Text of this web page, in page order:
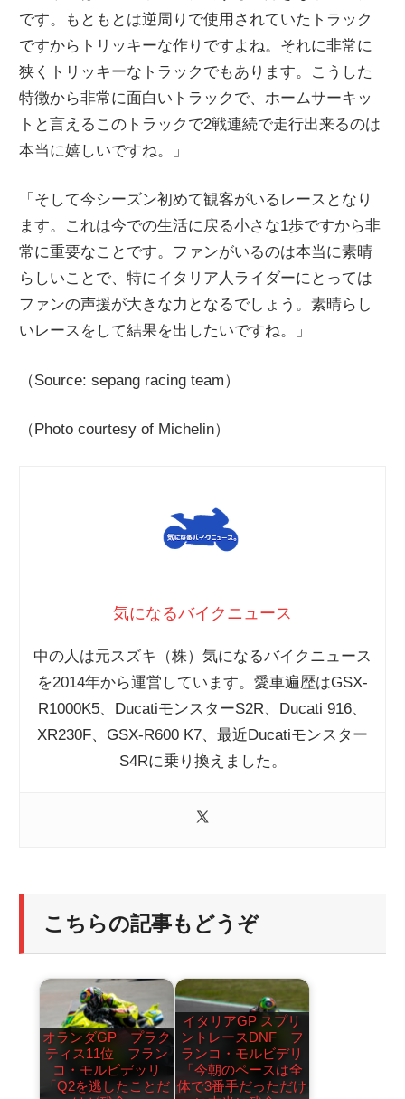
です。もともとは逆周りで使用されていたトラック
ですからトリッキーな作りですよね。それに非常に
狭くトリッキーなトラックでもあります。こうした
特徴から非常に面白いトラックで、ホームサーキッ
トと言えるこのトラックで2戦連続で走行出来るのは
本当に嬉しいですね。」
「そして今シーズン初めて観客がいるレースとなり
ます。これは今での生活に戻る小さな1歩ですから非
常に重要なことです。ファンがいるのは本当に素晴
らしいことで、特にイタリア人ライダーにとっては
ファンの声援が大きな力となるでしょう。素晴らし
いレースをして結果を出したいですね。」
（Source: sepang racing team）
（Photo courtesy of Michelin）
気になるバイクニュース
中の人は元スズキ（株）気になるバイクニュース
を2014年から運営しています。愛車遍歴はGSX-
R1000K5、DucatiモンスターS2R、Ducati 916、
XR230F、GSX-R600 K7、最近Ducatiモンスター
S4Rに乗り換えました。
こちらの記事もどうぞ
オランダGP プラク
ティス11位 フラン
コ・モルビデッリ
「Q2を逃したことだ
イタリアGP スプリ
ントレースDNF フ
ランコ・モルビデリ
「今朝のペースは全
体で3番手だっただけ